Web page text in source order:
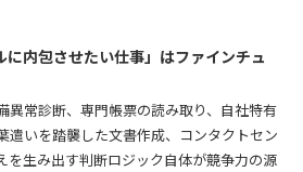
に内包させたい仕事」はファインチュ
異常診断、専門帳票の読み取り、自社特有
遣いを踏襲した文書作成、コンタクトセン
を生み出す判断ロジック自体が競争力の源